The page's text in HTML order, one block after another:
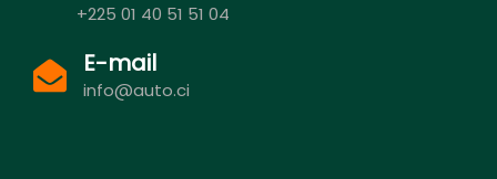
+225 01 40 51 51 04
E-mail
info@auto.ci